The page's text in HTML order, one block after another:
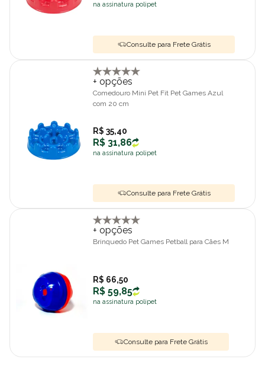
na assinatura polipet
Consulte para Frete Grátis
+ opções
Comedouro Mini Pet Fit Pet Games Azul
com 20 cm
R$ 35,40
R$ 31,86
na assinatura polipet
Consulte para Frete Grátis
+ opções
Brinquedo Pet Games Petball para Cães M
R$ 66,50
R$ 59,85
na assinatura polipet
Consulte para Frete Grátis